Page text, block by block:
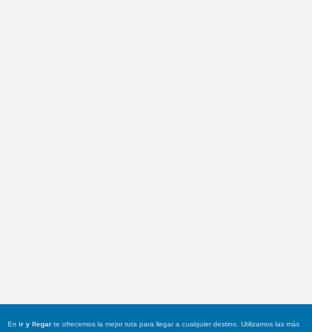
Enir y llegar te ofrecemos la mejor ruta para llegar a cualquier destino. Utilizamos las más